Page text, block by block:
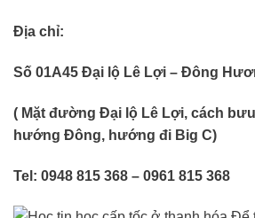
Địa chỉ:
Số 01A45 Đại lộ Lê Lợi – Đông
( Mặt đường Đại lộ Lê Lợi, cách
hướng Đông, hướng đi Big C)
Tel: 0948 815 368 – 0961 815 368